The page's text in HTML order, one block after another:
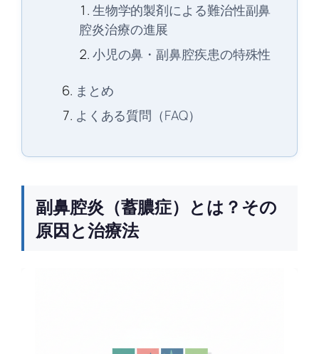
生物学的製剤による難治性副鼻
腔炎治療の進展
小児の鼻・副鼻腔疾患の特殊性
まとめ
よくある質問（FAQ）
副鼻腔炎（蓄膿症）とは？その
原因と治療法